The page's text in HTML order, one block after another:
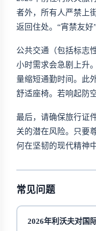
者外，所有人严禁上
返回住处。“宵禁友好
公共交通（包括标志
小时需求会急剧上升
量缩短通勤时间。此
舒适座椅。若响起防
最后，请确保旅行证
关的潜在风险。只要
何在坚韧的现代精神
常见问题
2026年利沃夫对国